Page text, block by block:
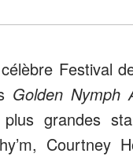
Festival
Golden Nymph
plus grandes
Courtney